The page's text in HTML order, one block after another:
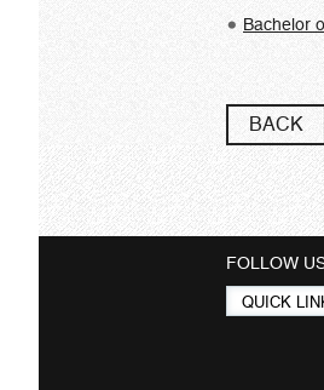
Bachelor
BACK
FOLLOW
Quick
links
QUICK